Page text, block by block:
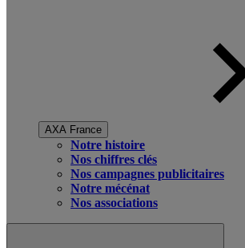
AXA France
Notre histoire
Nos chiffres clés
Nos campagnes publicitaires
Notre mécénat
Nos associations